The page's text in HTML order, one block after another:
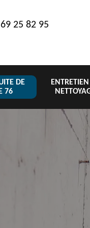
25 82 95
DE
76
fuite
76
de
tuile 76